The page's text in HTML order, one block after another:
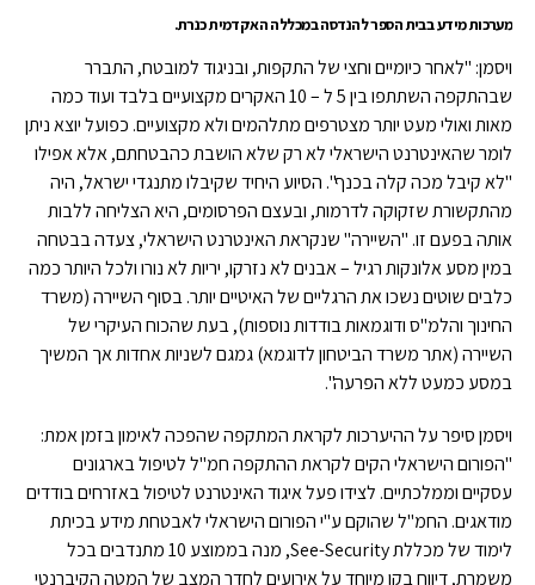
מערכות מידע בבית הספר להנדסה במכללה האקדמית כנרת.
ויסמן: "לאחר כיומיים וחצי של התקפות, ובניגוד למובטח, התברר
שבהתקפה השתתפו בין 5 ל – 10 האקרים מקצועיים בלבד ועוד כמה
מאות ואולי מעט יותר מצטרפים מתלהמים ולא מקצועיים. כפועל יוצא ניתן
לומר שהאינטרנט הישראלי לא רק שלא הושבת כהבטחתם, אלא אפילו
"לא קיבל מכה קלה בכנף". הסיוע היחיד שקיבלו מתנגדי ישראל, היה
מהתקשורת שזקוקה לדרמות, ובעצם הפרסומים, היא הצליחה ללבות
אותה בפעם זו. "השיירה" שנקראת האינטרנט הישראלי, צעדה בבטחה
במין מסע אלונקות רגיל – אבנים לא נזרקו, יריות לא נורו ולכל היותר כמה
כלבים שוטים נשכו את הרגליים של האיטיים יותר. בסוף השיירה (משרד
החינוך והלמ"ס ודוגמאות בודדות נוספות), בעת שהכוח העיקרי של
השיירה (אתר משרד הביטחון לדוגמא) גמגם לשניות אחדות אך המשיך
במסע כמעט ללא הפרעה".
ויסמן סיפר על ההיערכות לקראת המתקפה שהפכה לאימון בזמן אמת:
"הפורום הישראלי הקים לקראת ההתקפה חמ"ל לטיפול בארגונים
עסקיים וממלכתיים. לצידו פעל איגוד האינטרנט לטיפול באזרחים בודדים
מודאגים. החמ"ל שהוקם ע"י הפורום הישראלי לאבטחת מידע בכיתת
לימוד של מכללת See-Security, מנה בממוצע 10 מתנדבים בכל
משמרת, דיווח בקו מיוחד על אירועים לחדר המצב של המטה הקיברנטי